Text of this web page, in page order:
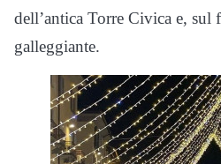
dell’antica Torre Civica e, sul
galleggiante.